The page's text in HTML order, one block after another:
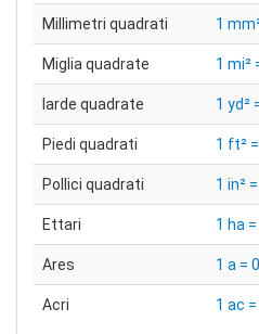
Millimetri quadrati 1
Miglia quadrate 1 mi²
Iarde quadrate 1 yd²
Piedi quadrati 1 ft²
Pollici quadrati 1 in²
Ettari 1 ha
Ares 1 a =
Acri 1 ac